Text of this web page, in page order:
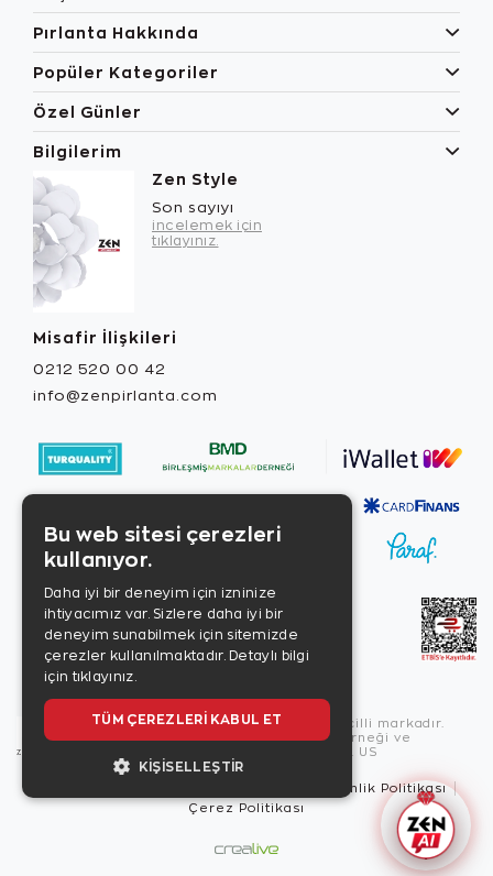
Pırlanta Hakkında
Popüler Kategoriler
Özel Günler
Bilgilerim
Zen Style
Son sayıyı
incelemek için
tıklayınız.
Misafir İlişkileri
0212 520 00 42
info@zenpirlanta.com
Copyright © 2026, Zen Diamond tescilli markadır.
Zen Diamond Birleşmiş Markalar Derneği ve
Turquality Destek Programı üyesidir. US
Güvenlik Politikası
Çerez Politikası
Bu web sitesi çerezleri
kullanıyor.
Daha iyi bir deneyim için izninize
ihtiyacımız var. Sizlere daha iyi bir
deneyim sunabilmek için sitemizde
çerezler kullanılmaktadır. Detaylı bilgi
için tıklayınız.
TÜM ÇEREZLERI KABUL ET
KIŞISELLEŞTIR